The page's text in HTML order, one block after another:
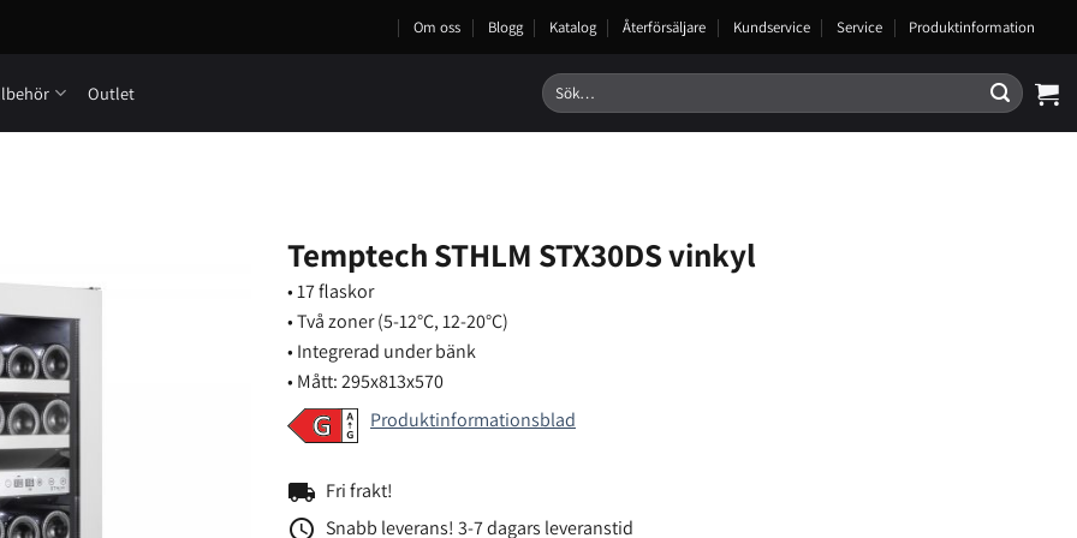
Om oss Blogg Katalog Återförsäljare Kundservice Service Produktinformation
Outlet
Sök
efter:
Temptech STHLM STX30DS vinkyl
• 17 flaskor
• Två zoner (5-12°C, 12-20°C)
• Integrerad under bänk
• Mått: 295x813x570
Produktinformationsblad
local_shipping Fri frakt!
access_time Snabb leverans! 3-7 dagars leveranstid